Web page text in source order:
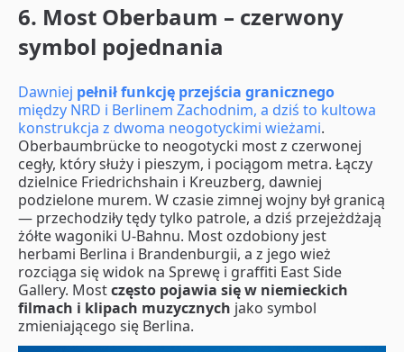
6. Most Oberbaum – czerwony
symbol pojednania
Dawniej pełnił funkcję przejścia granicznego
między NRD i Berlinem Zachodnim, a dziś to kultowa
konstrukcja z dwoma neogotyckimi wieżami.
Oberbaumbrücke to neogotycki most z czerwonej
cegły, który służy i pieszym, i pociągom metra. Łączy
dzielnice Friedrichshain i Kreuzberg, dawniej
podzielone murem. W czasie zimnej wojny był granicą
— przechodziły tędy tylko patrole, a dziś przejeżdżają
żółte wagoniki U‑Bahnu. Most ozdobiony jest
herbami Berlina i Brandenburgii, a z jego wież
rozciąga się widok na Sprewę i graffiti East Side
Gallery. Mostczęsto pojawia się w niemieckich
filmach i klipach muzycznych jako symbol
zmieniającego się Berlina.